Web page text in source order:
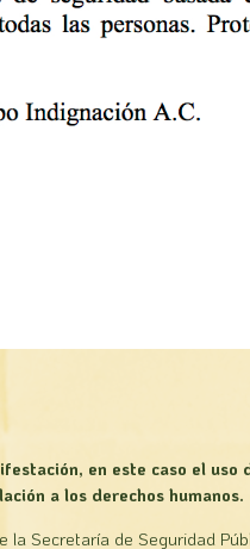
en este caso el uso
a los derechos humanos.
Secretaría de Seguridad